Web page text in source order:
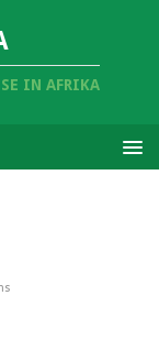
IN AFRIKA